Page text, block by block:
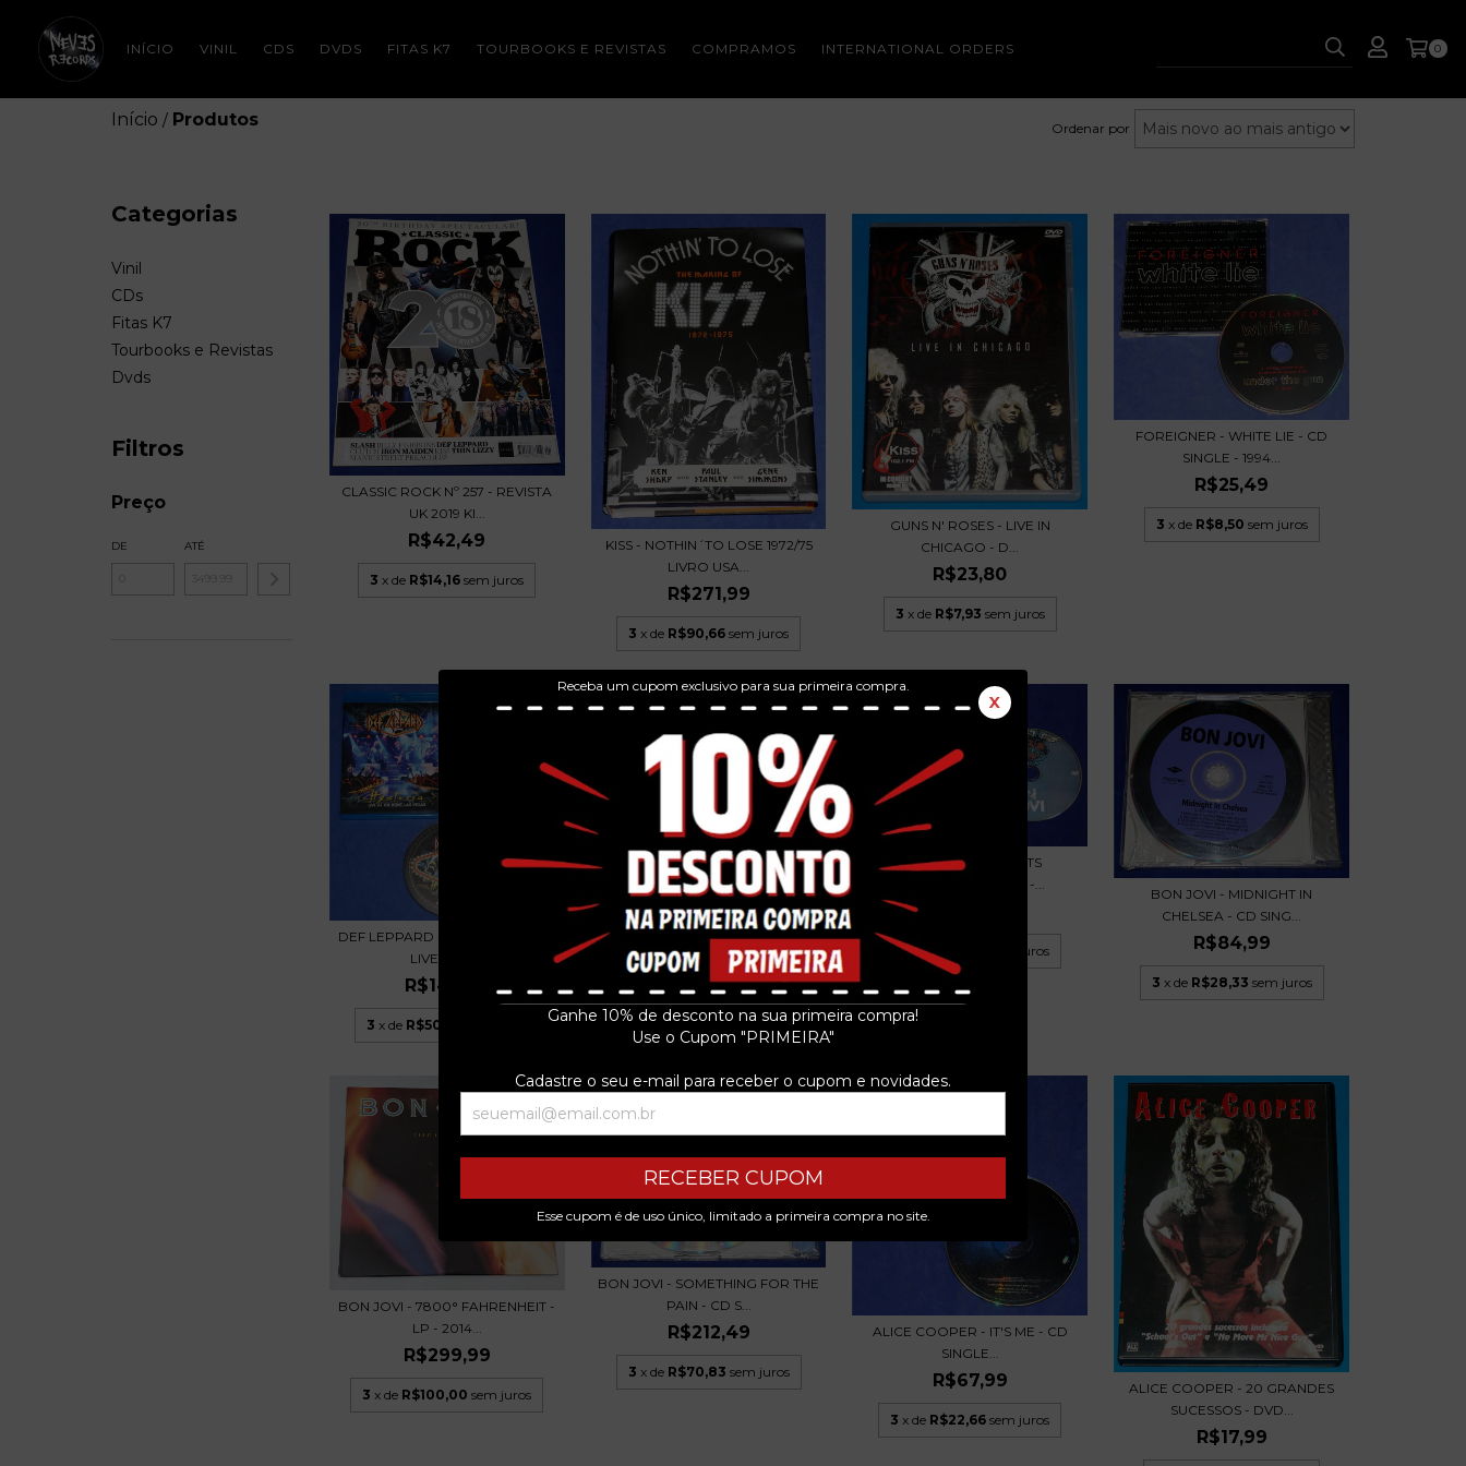
Receba um cupom exclusivo para sua primeira compra.
X
Ganhe 10% de desconto na sua primeira compra!
Use o Cupom "PRIMEIRA"
Cadastre o seu e-mail para receber o cupom e novidades.
RECEBER CUPOM
Esse cupom é de uso único, limitado a primeira compra no site.
INÍCIO VINIL CDS DVDS FITAS K7 TOURBOOKS E REVISTAS COMPRAMOS INTERNATIONAL ORDERS 0
Início / Produtos Ordenar por
Categorias
Vinil
CDs
Fitas K7
Tourbooks e Revistas
Dvds
Filtros
Preço
DE ATÉ
CLASSIC ROCK Nº 257 - REVISTA
UK 2019 KI...
R$42,49
3 x de R$14,16 sem juros
KISS - NOTHIN´TO LOSE 1972/75
LIVRO USA...
R$271,99
3 x de R$90,66 sem juros
GUNS N' ROSES - LIVE IN
CHICAGO - D...
R$23,80
3 x de R$7,93 sem juros
FOREIGNER - WHITE LIE - CD
SINGLE - 1994...
R$25,49
3 x de R$8,50 sem juros
DEF LEPPARD - VIVA! HYSTERIA -
LIVE BLU-...
R$149,99
3 x de R$50,00
DEF LEPPARD - MIRROR BALL
LIVE & MOR...
R$467,49
3 x de R$155,83 sem juros
BON JOVI - BEST HITS
COLLECTION - DVD -...
3 x deR$22,66 sem juros
BON JOVI - MIDNIGHT IN
CHELSEA - CD SING...
R$84,99
3 x de R$28,33 sem juros
BON JOVI - 7800° FAHRENHEIT -
LP - 2014...
R$299,99
3 x de R$100,00 sem juros
BON JOVI - SOMETHING FOR THE
PAIN - CD S...
R$212,49
3 x de R$70,83 sem juros
ALICE COOPER - IT'S ME - CD
SINGLE...
R$67,99
3 x de R$22,66 sem juros
ALICE COOPER - 20 GRANDES
SUCESSOS - DVD...
R$17,99